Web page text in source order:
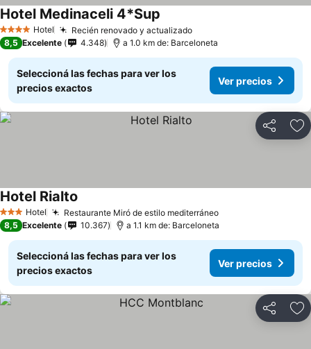
4 EstrellasHotel Recién renovado y actualizado
Hotel Medinaceli 4*Sup
8,5 Excelente 4.348 a 1.0 km de: Barceloneta
Seleccioná las fechas para ver los
precios exactos
Ver precios
Compartir
3 Estrellas
Hotel Restaurante Miró de estilo mediterráneo
Hotel Rialto
8,5 Excelente 10.367 a 1.1 km de: Barceloneta
Seleccioná las fechas para ver los
precios exactos
Ver precios
Compartir